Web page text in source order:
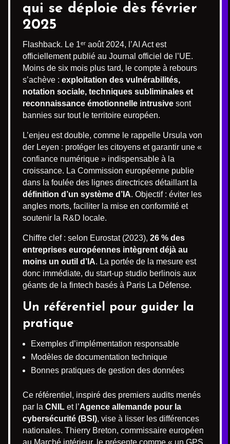
qui se déploie dès février
2025
Flashback. Le 1ᵉʳ août 2024, l’AI Act est
officiellement publié au Journal officiel de l’UE.
Moins de six mois plus tard, le compte à rebours
s’achève : exploitation des vulnérabilités,
notation sociale, techniques subliminales et
reconnaissance émotionnelle intrusive sont
bannies sur tout le territoire européen.
L’enjeu est double, comme le rappelle Ursula von
der Leyen : protéger les citoyens et garantir une «
confiance numérique » indispensable à la
croissance. La Commission européenne publie
dans la foulée des lignes directrices détaillant la
définition d’un système d’IA. Objectif : éviter les
angles morts, faciliter la mise en conformité et
soutenir la R&D locale.
Chiffre clef : selon Eurostat (2023), 26 % des
entreprises européennes intègrent déjà au
moins un outil d’IA. La portée de la mesure est
donc immédiate, du start-up studio berlinois aux
géants de la fintech basés à Paris La Défense.
Un référentiel pour guider la
pratique
Exemples d’implémentation responsable
Modèles de documentation technique
Bonnes pratiques de gestion des données
Ce référentiel, inspiré des premiers audits menés
par la CNIL et l’Agence allemande pour la
cybersécurité (BSI), vise à lisser les différences
nationales. Thierry Breton, commissaire européen
au Marché intérieur, le présente comme « un GPS